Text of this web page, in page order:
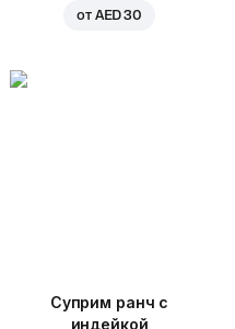
от AED 30
Суприм ранч с
индейкой